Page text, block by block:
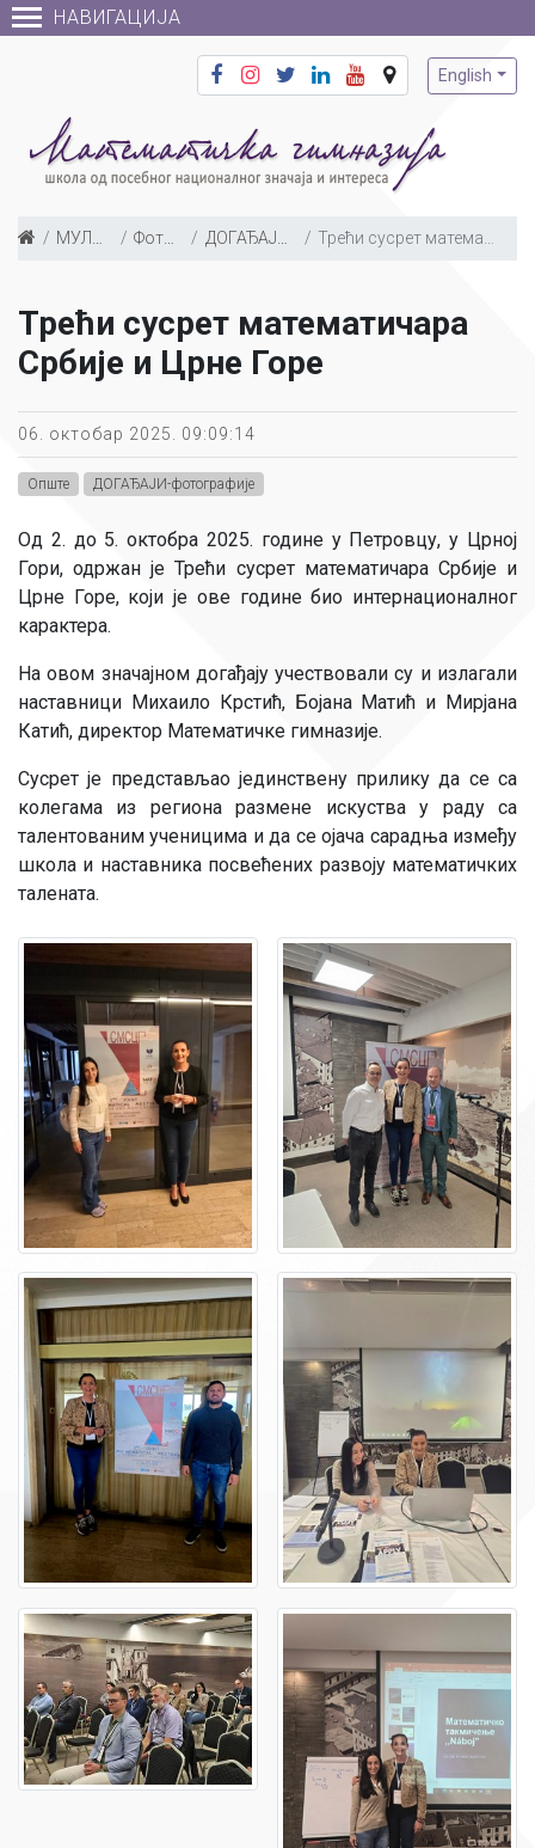
НАВИГАЦИЈА
English
МУЛТИМЕДИЈА Фото галерија ДОГАЂАЈИ-фотографије Трећи сусрет математичара Србије и Црне Горе
Трећи сусрет математичара
Србије и Црне Горе
06. октобар 2025. 09:09:14
Опште ДОГАЂАЈИ-фотографије
Од 2. до 5. октобра 2025. године у Петровцу, у Црној
Гори, одржан је Трећи сусрет математичара Србије и
Црне Горе, који је ове године био интернационалног
карактера.
На овом значајном догађају учествовали су и излагали
наставници Михаило Крстић, Бојана Матић и Мирјана
Катић, директор Математичке гимназије.
Сусрет је представљао јединствену прилику да се са
колегама из региона размене искуства у раду са
талентованим ученицима и да се ојача сарадња између
школа и наставника посвећених развоју математичких
талената.